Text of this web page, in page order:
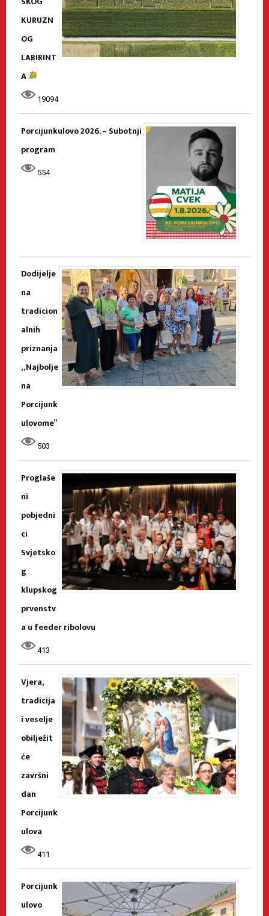
KURUZN
OG
LABIRINT
A
19094
Porcijunkulovo 2026. – Subotnji
program
554
Dodijelje
na
tradicion
alnih
priznanja
„Najbolje
na
Porcijunk
ulovome”
503
Proglaše
ni
pobjedni
ci
Svjetsko
g
klupskog
prvenstv
a u feeder ribolovu
413
Vjera,
tradicija
i veselje
obilježit
će
završni
dan
Porcijunk
ulova
411
Porcijunk
ulovo